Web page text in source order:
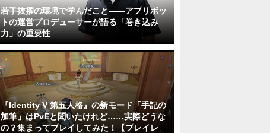
若手抜擢の環境で学んだこと――アプリボッ
トの運営プロデューサーが語る「巻き込み
力」の重要性
『Identity V 第五人格』の新モード「手記の
加筆」はPvEと聞いたけれど……実際どうな
の？集まってプレイしてみた！【プレイレ